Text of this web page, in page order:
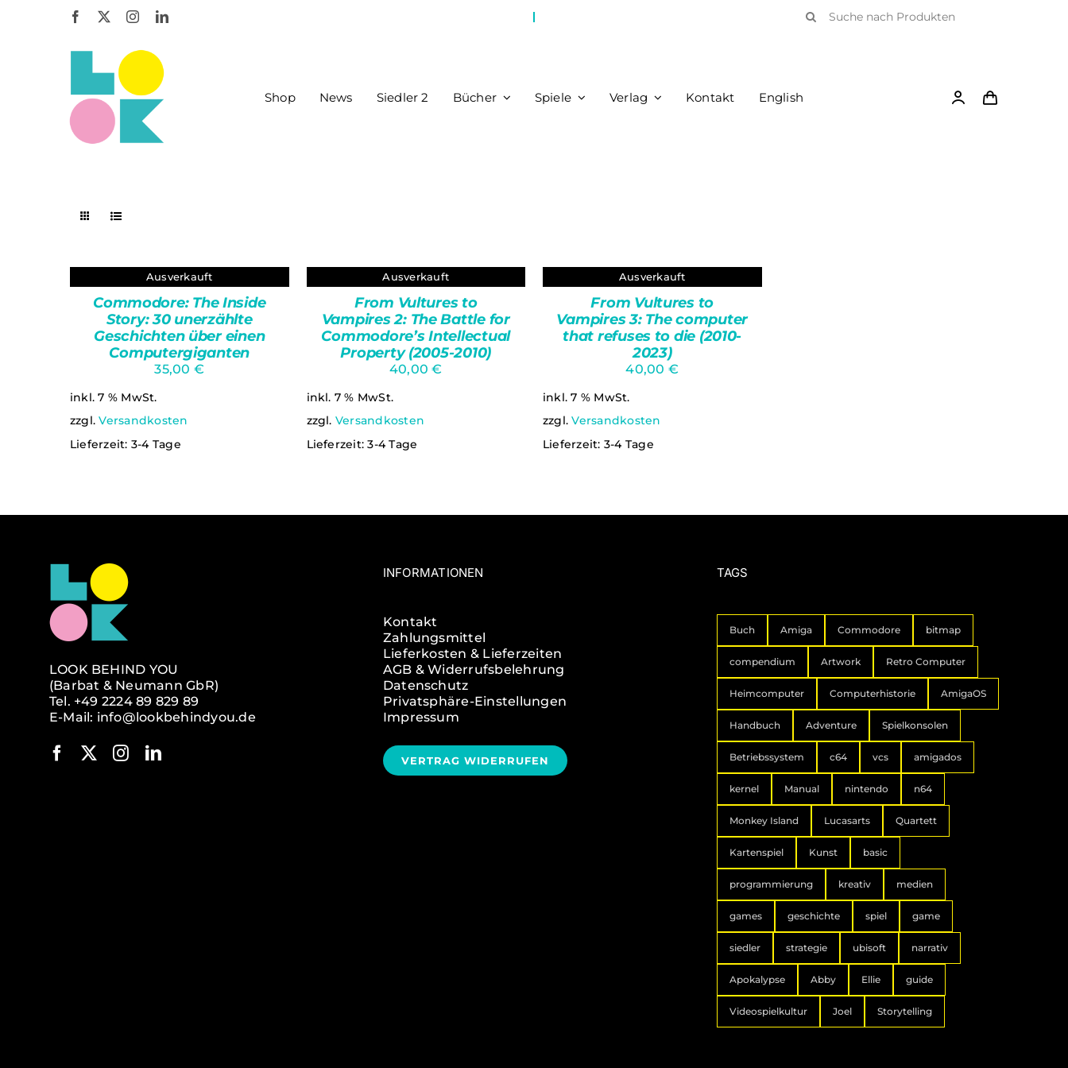
nach:
Shop News Siedler 2 Bücher Spiele Verlag Kontakt English
Ausverkauft
QUICK
VIEWCommodore: The Inside
Story: 30 unerzählte
Geschichten über einen
Computergiganten
35,00 €
inkl. 7 % MwSt.
zzgl.Versandkosten
Lieferzeit: 3-4 Tage
Ausverkauft
QUICK VIEW
From Vultures to
Vampires 2: The Battle for
Commodore’s Intellectual
Property (2005-2010)
40,00€
inkl. 7 % MwSt.
zzgl. Versandkosten
Lieferzeit:3-4 Tage
Ausverkauft
Bewertet
mit5.00von
5
Ungeprüfte
Gesamtbewertungen
QUICK VIEW
From Vultures to
Vampires 3: The computer
that refuses to die (2010-
2023)
40,00 €
inkl. 7 % MwSt.
zzgl.Versandkosten
Lieferzeit: 3-4 Tage
LOOK BEHIND YOU
(Barbat & Neumann GbR)
Tel. +49 2224 89 829 89
E-Mail: info@lookbehindyou.de
INFORMATIONEN
Kontakt
Zahlungsmittel
Lieferkosten & Lieferzeiten
AGB & Widerrufsbelehrung
Datenschutz
Privatsphäre-Einstellungen
Impressum
VERTRAG WIDERRUFEN
TAGS
Buch Amiga Commodore bitmap
compendium Artwork Retro Computer
Heimcomputer Computerhistorie AmigaOS
Handbuch Adventure Spielkonsolen
Betriebssystem c64 vcs amigados
kernel Manual nintendo n64
Monkey Island Lucasarts Quartett
Kartenspiel Kunst basic
programmierung kreativ medien
games geschichte spiel game
siedler strategie ubisoft narrativ
Apokalypse Abby Ellie guide
Videospielkultur Joel Storytelling